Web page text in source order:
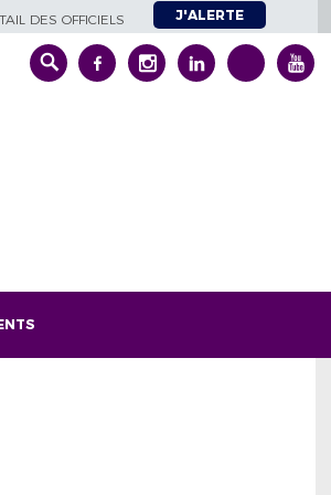
DES OFFICIELS J'ALERTE